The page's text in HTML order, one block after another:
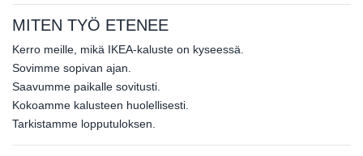
MITEN TYÖ ETENEE
Kerro meille, mikä IKEA-kaluste on kyseessä.
Sovimme sopivan ajan.
Saavumme paikalle sovitusti.
Kokoamme kalusteen huolellisesti.
Tarkistamme lopputuloksen.